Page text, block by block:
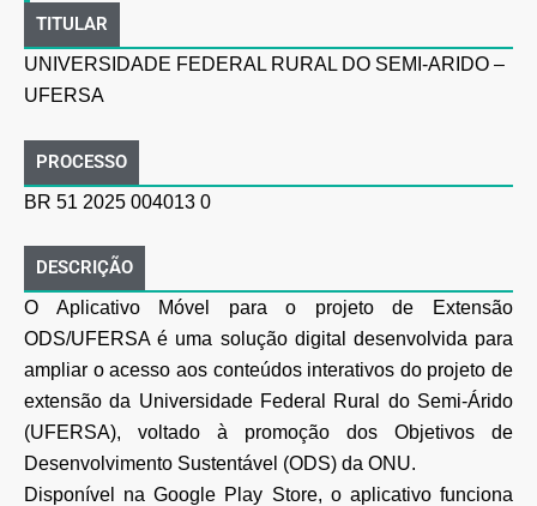
TITULAR
UNIVERSIDADE FEDERAL RURAL DO SEMI-ARIDO –
UFERSA
PROCESSO
BR 51 2025 004013 0
DESCRIÇÃO
O Aplicativo Móvel para o projeto de Extensão
ODS/UFERSA é uma solução digital desenvolvida para
ampliar o acesso aos conteúdos interativos do projeto de
extensão da Universidade Federal Rural do Semi-Árido
(UFERSA), voltado à promoção dos Objetivos de
Desenvolvimento Sustentável (ODS) da ONU.
Disponível na Google Play Store, o aplicativo funciona